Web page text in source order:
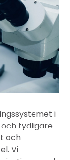
i
tydligare
och
Vi